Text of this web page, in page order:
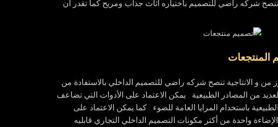
شركه راضي للتصميم باختياره أثاث جذاب ومريح كما تقدر أن
المنتجعات
من و الانتاجية تنصح شركه راضي للتصميم الداخلي بالاستفادة من
من المصادر الطبيعية . يمكن الاعتماد على الأدوات التي تضاعف
باستخدام المرايا العامة للضوء . كما يمكن الاعتماد على
واحدة من أكثر مكونات التصميم الداخلي التجاري قابليه